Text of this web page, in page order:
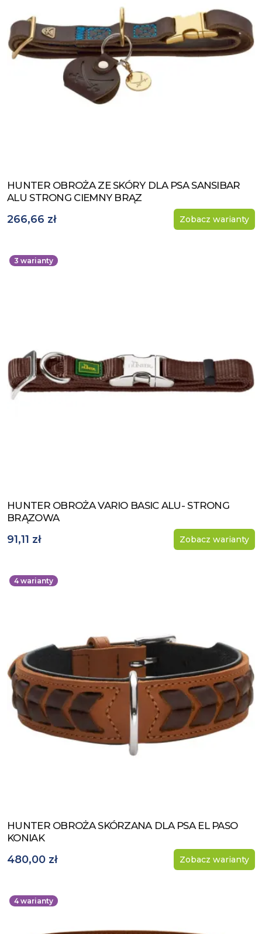
Zobacz produkt
HUNTER OBROŻA ZE SKÓRY DLA PSA SANSIBAR
ALU STRONG CIEMNY BRĄZ
266,66 zł Zobacz warianty
3 warianty
Zobacz produkt
HUNTER OBROŻA VARIO BASIC ALU- STRONG
BRĄZOWA
91,11 zł Zobacz warianty
4 warianty
Zobacz produkt
HUNTER OBROŻA SKÓRZANA DLA PSA EL PASO
KONIAK
480,00 zł Zobacz warianty
4 warianty